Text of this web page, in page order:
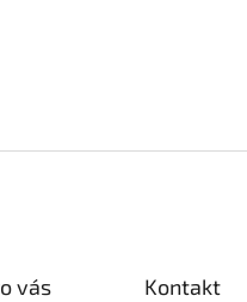
vás Kontakt